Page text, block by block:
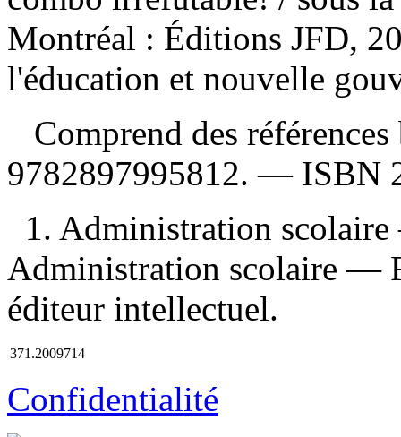
Montréal : Éditions JFD,
l'éducation et nouvelle
Comprend des
9782897995812. — ISBN
1. Administration
Administration scolaire —
éditeur intellectuel.
371.2009714
Confidentialité